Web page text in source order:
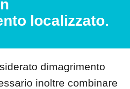
localizzato.
dimagrimento
inoltre combinare